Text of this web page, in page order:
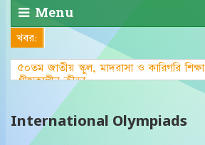
Menu
খবর:
৫০তম জাতীয় স্কুল, মাদরাসা ও কারিগরি শিক্ষা
গ্রীষ্মকালীন ক্রীড়া প্রতিযোগিতা-২০২৩ এ
International Olympiads